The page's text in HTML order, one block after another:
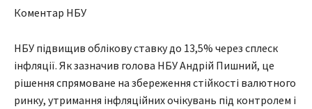
Коментар НБУ
НБУ підвищив облікову ставку до 13,5% через сплеск
інфляції. Як зазначив голова НБУ Андрій Пишний, це
рішення спрямоване на збереження стійкості валютного
ринку, утримання інфляційних очікувань під контролем і